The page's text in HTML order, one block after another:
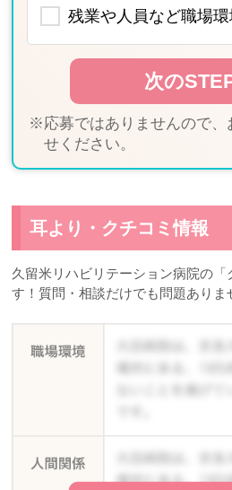
残業や人員など職場
※応募ではありませんので、
せください。
耳より・クチコミ情報
久留米リハビリテーション病院の「
す！質問・相談だけでも問題ありま